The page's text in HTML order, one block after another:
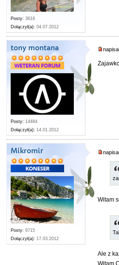
Posty: 3616
Dołączył(a): 04.07.2012
tony montana
Posty: 14484
Dołączył(a): 14.01.2012
Mikromir
Posty: 6715
Dołączył(a): 17.03.2012
Witam
Ale z